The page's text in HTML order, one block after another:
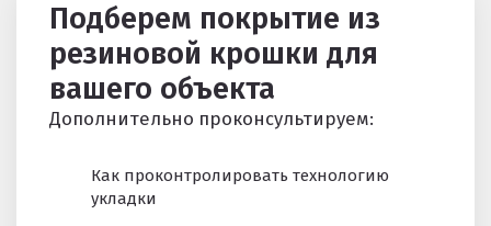
Подберем покрытие из
резиновой крошки для
вашего объекта
Дополнительно проконсультируем:
Как проконтролировать технологию
укладки